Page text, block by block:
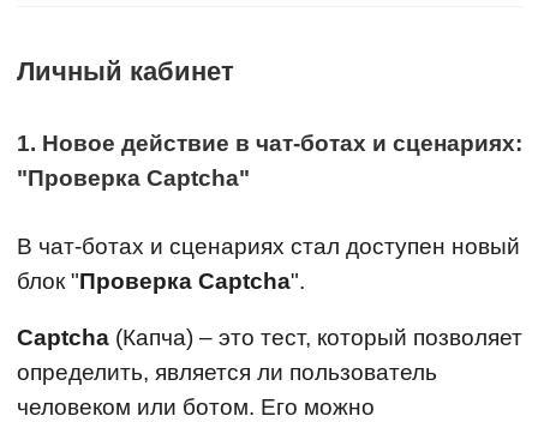
Личный кабинет
1. Новое действие в чат-ботах и сценариях:
"Проверка Captcha"
В чат-ботах и сценариях стал доступен новый
блок "Проверка Captcha".
Captcha(Капча) – это тест, который позволяет
определить, является ли пользователь
человеком или ботом. Его можно